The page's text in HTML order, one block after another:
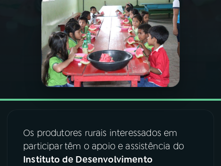
PROGRAMAS
PODCASTS
VIDEOCASTS
08FESTIVAL DE MÚSICA
Os produtores rurais interessados em
participar têm o apoio e assistência do
Instituto de Desenvolvimento